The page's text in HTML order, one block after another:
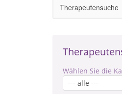
Therapeutensuche
Wählen Sie die